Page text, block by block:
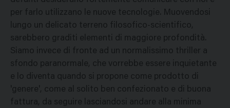
per farlo utilizzano le nuove tecnologie. Muovendosi
lungo un delicato terreno filosofico-scientifico,
sarebbero graditi elementi di maggiore profondità.
Siamo invece di fronte ad un normalissimo thriller a
sfondo paranormale, che vorrebbe essere inquietante
e lo diventa quando si propone come prodotto di
'genere', come al solito ben confezionato e di buona
fattura, da seguire lasciandosi andare alla minima